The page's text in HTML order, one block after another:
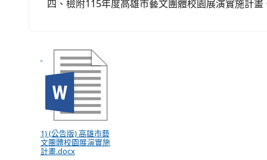
四、檢附115年度高雄市藝文團體校園展演實施計畫
1) (公告版) 高雄市藝
文團體校園展演實施
計畫.docx